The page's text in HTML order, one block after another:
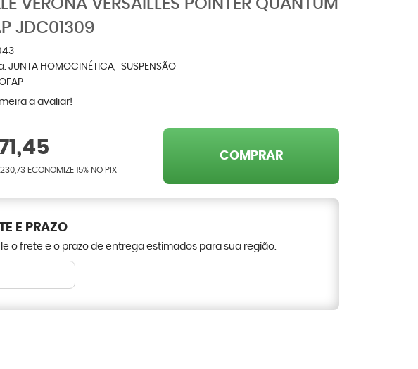
VERONA VERSAILLES POINTER QUANTUM
JDC01309
JUNTA HOMOCINÉTICA
SUSPENSÃO
a avaliar!
230,73 ECONOMIZE 15% NO PIX
COMPRAR
E PRAZO
o frete e o prazo de entrega estimados para sua região: